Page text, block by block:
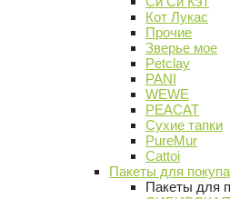
Кот Лукас
Прочие
Зверье мое
Petclay
PANI
WEWE
PEACAT
Сухие тапки
PureMur
Cattoi
Пакеты для
Пакеты для